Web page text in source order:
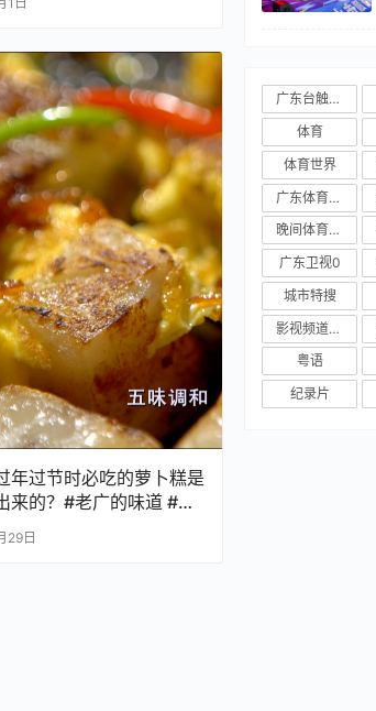
年过节时必吃的萝卜糕是
来的？#老广的味道 #纪
常菜
29日
广东台触电新闻
体育
体育世界
广东体育频道
晚间体育新闻
广东卫视0
城市特搜
影视频道新媒体
粤语
纪录片